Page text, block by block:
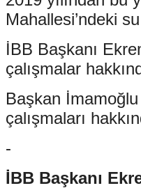
Mahallesi’ndeki
İBB Başkanı
çalışmalar
Başkan
çalışmaları
-
İBB Başkanı